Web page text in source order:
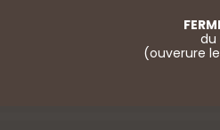
du
(ouverure